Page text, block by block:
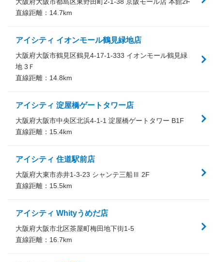
直線距離： 14.7km
アイシティ イオンモール鶴見緑地店
大阪府大阪市鶴見区鶴見4-17-1-333 イオンモール鶴見緑
地 3Ｆ
直線距離： 14.8km
アイシティ 淀屋橋ゲートタワー店
大阪府大阪市中央区北浜4-1-1 淀屋橋ゲートタワー B1F
直線距離： 15.4km
アイシティ 住道駅前店
大阪府大東市赤井1-3-23 シャンテ三船Ⅲ 2F
直線距離： 15.5km
アイシティ Whityうめだ店
大阪府大阪市北区茶屋町梅田地下街1-5
直線距離： 16.7km